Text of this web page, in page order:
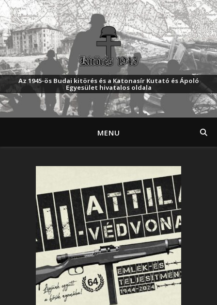
Az 1945-ös Budai kitörés és a Katonasír Kutató és Ápoló
Egyesület hivatalos oldala
MENU